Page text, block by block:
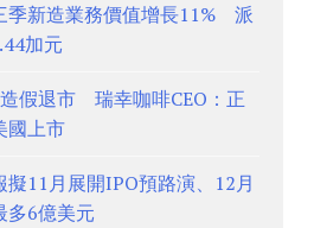
季新造業務價值增長11% 派
加元
假退市 瑞幸咖啡CEO：正
國上市
擬11月展開IPO預路演、12月
6億美元